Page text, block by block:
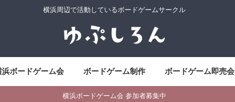
横浜周辺で活動しているボードゲームサークル
浜ボードゲーム会 ボードゲーム制作 ボードゲーム即売会
横浜ボードゲーム会 参加者募集中